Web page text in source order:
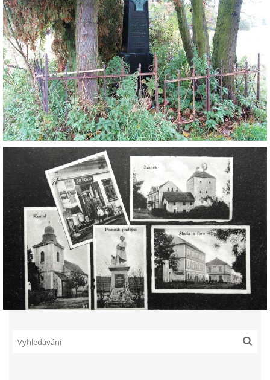
tel. 773 916 275
info@domdej.cz
--------------------------------------------------------------
Tento projekt je realizován za finanční podpory
města Domažlice.
© 2026 eStránky.cz |Aktualizováno: 17. 7. 2026|Nahoru ↑